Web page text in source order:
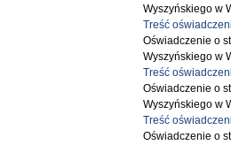
Wyszyńskiego w
Treść
Oświadczenie o
Wyszyńskiego w
Treść
Oświadczenie o
Wyszyńskiego w
Treść
Oświadczenie o